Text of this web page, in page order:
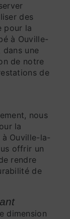
des
pour la
à Ouville-
une
de notre
de
nous
la
Ouville-la-
offrir un
rendre
de
dimension